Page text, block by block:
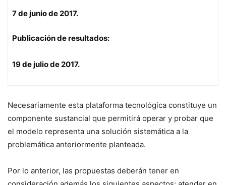
7 de junio de 2017.
Publicación de resultados:
19 de julio de 2017.
Necesariamente esta plataforma tecnológica constituye un
componente sustancial que permitirá operar y probar que
el modelo representa una solución sistemática a la
problemática anteriormente planteada.
Por lo anterior, las propuestas deberán tener en